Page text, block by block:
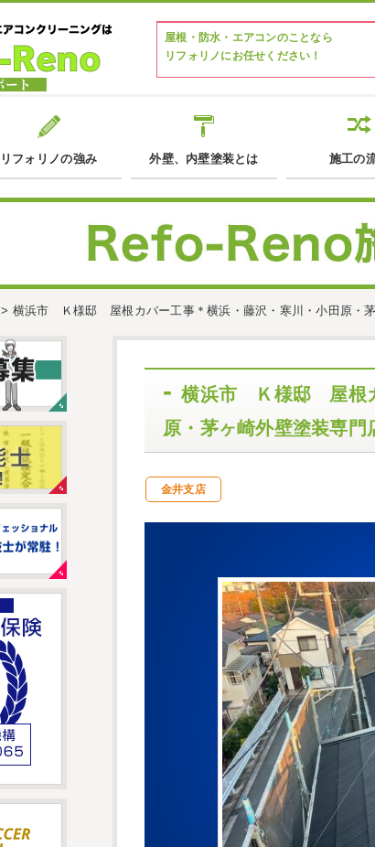
屋根・防水・エアコンのことなら
リフォリノにお任せください！
リフォリノの強み 外壁、内壁塗装とは 施工の
> 横浜市 Ｋ様邸 屋根カバー工事＊横浜・藤沢・寒川・小田原・茅
横浜市 Ｋ様邸 屋根カ
原・茅ヶ崎外壁塗装専門
金井支店